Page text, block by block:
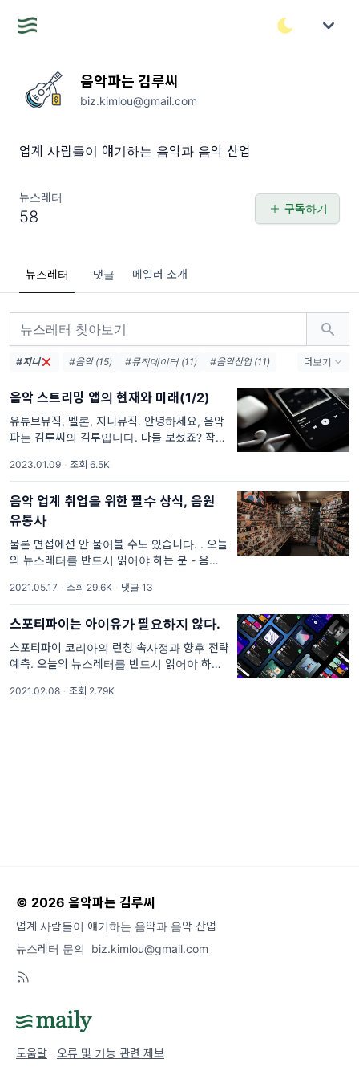
음악파는 김루씨
biz.kimlou@gmail.com
업계 사람들이 얘기하는 음악과 음악 산업
뉴스레터
58 구독하기
뉴스레터 댓글 메일러 소개
#지니 #음악 (15) #뮤직데이터 (11)
#음악산업 (11)
#유튜브 (8)
#스포티파이 (8)
#멜론 (6)
#K-Pop (5)
#엔터사 (5)
#큐레이션 (5)
#음악업계 (5)
#BTS (4)
#매출 (4)
#큐레이터 (4)
더보기
음악 스트리밍 앱의 현재와 미래(1/2)
유튜브뮤직, 멜론, 지니뮤직. 안녕하세요, 음악
파는 김루씨의 김루입니다. 다들 보셨죠? 작년
이 멜론을 제치고 대한민국 음악 스트리밍 앱
이용자 1위를 기록했다
2023.01.09 · 조회 6.5K
음악 업계 취업을 위한 필수 상식, 음원
유통사
물론 면접에선 안 물어볼 수도 있습니다. . 오늘
의 뉴스레터를 반드시 읽어야 하는 분 - 음악 업
상세에 있는 발매사(유통사)가 뭔지 궁금하셨
던 분 안녕하세요, 음악파는 김루씨
2021.05.17 · 조회 29.6K · 댓글 13
스포티파이는 아이유가 필요하지 않다.
스포티파이 코리아의 런칭 속사정과 향후 전략
예측. 오늘의 뉴스레터를 반드시 읽어야 하는
이 런칭했는지 궁금하신 분 - 스트리밍 시장에
2021.02.08 · 조회 2.79K
© 2026 음악파는 김루씨
업계 사람들이 얘기하는 음악과 음악 산업
뉴스레터 문의
biz.kimlou@gmail.com
도움말
오류 및 기능 관련 제보